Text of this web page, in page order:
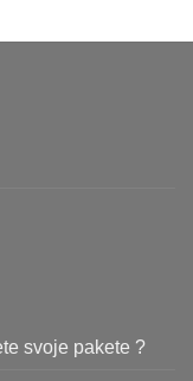
svoje pakete ?